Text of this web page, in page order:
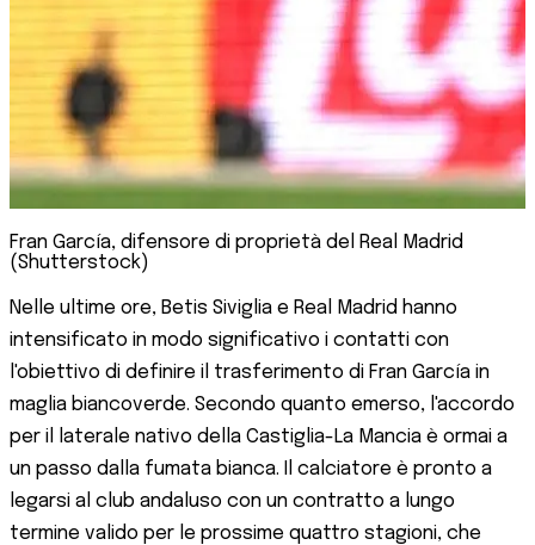
Fran García, difensore di proprietà del Real Madrid
(Shutterstock)
Nelle ultime ore, Betis Siviglia e Real Madrid hanno
intensificato in modo significativo i contatti con
l'obiettivo di definire il trasferimento di Fran García in
maglia biancoverde. Secondo quanto emerso, l'accordo
per il laterale nativo della Castiglia-La Mancia è ormai a
un passo dalla fumata bianca. Il calciatore è pronto a
legarsi al club andaluso con un contratto a lungo
termine valido per le prossime quattro stagioni, che